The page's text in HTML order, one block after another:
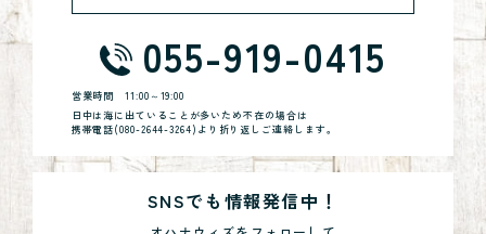
055-919-0415
営業時間11:00～19:00
日中は海に出ていることが多いため不在の場合は
携帯電話(080-2644-3264)より折り返しご連絡します。
SNSでも情報発信中！